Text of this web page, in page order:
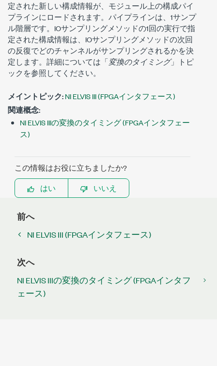
定された新しい構成情報が、モジュール上の構成パイ
プラインにロードされます。パイプラインは、1サンプ
ル階層です。 IOサンプリングメソッドの1回の実行で指
定された構成情報は、 IOサンプリングメソッドの次回
の反復でどのチャンネルがサンプリングされるかを決
定します。詳細については「変換のタイミング」トピ
ックを参照してください。
メイントピック:NI ELVIS III (FPGAインタフェース)
関連概念:
NI ELVIS IIIの変換のタイミング (FPGAインタフェー
ス)
この情報はお役に立ちましたか?
はい
いいえ
前へ
NI ELVIS III (FPGAインタフェース)
次へ
NI ELVIS IIIの変換のタイミング (FPGAインタフ
ェース)